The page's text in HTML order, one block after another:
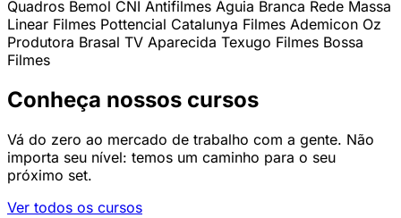
Quadros Bemol CNI Antifilmes Águia Branca Rede Massa
Linear Filmes Pottencial Catalunya Filmes Ademicon Oz
Produtora Brasal TV Aparecida Texugo Filmes Bossa
Filmes
Conheça nossos cursos
Vá do zero ao mercado de trabalho com a gente. Não
importa seu nível: temos um caminho para o seu
próximo set.
Ver todos os cursos